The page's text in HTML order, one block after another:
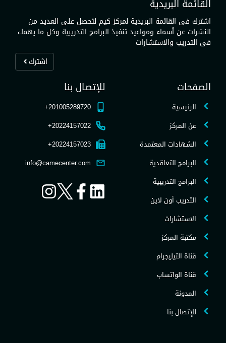
القائمة البريدية
اشترك فى القائمة البريدية لمركز كيم لتحصل على العديد من
النشرات عن أسماء ومواعيد تنفيذ البرامج التدريبية وكل ما يهمك
فى التدريب والاستشارات
اشترك
الصفحات
الرئيسية
عن المركز
الشهادات المعتمدة
البرامج التعاقدية
البرامج التدريبية
التدريب أون لاين
الاستشارات
مكتبة المركز
قناة التيليجرام
قناة الواتساب
المدونة
للإتصال بنا
للإتصال بنا
201005289720+
20224157022+
20224157023+
info@camecenter.com